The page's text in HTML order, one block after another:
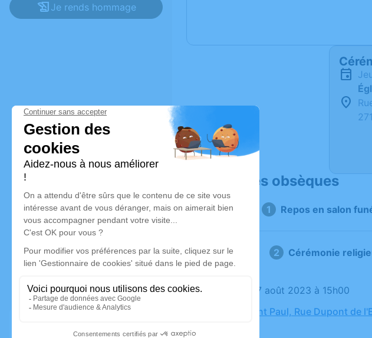
Je rends hommage
Déroulé des obsèques
1 Repos en salon
2 Cérémonie
Le jeudi 17 août 2023 à 15h00
Église Saint Paul, Rue Dupont de